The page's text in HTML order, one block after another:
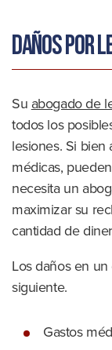
Daños por
Su abogado de
todos los
lesiones. Si bien
médicas,
necesita un
maximizar su
cantidad de
Los daños en
siguiente.
Gastos